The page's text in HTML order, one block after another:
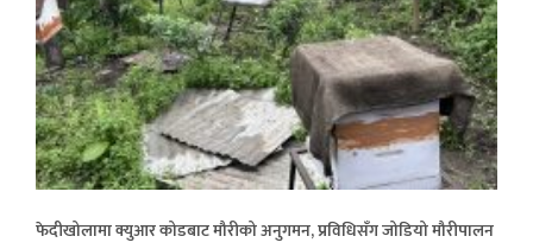
फेदीखोलामा क्युआर कोडबाट मौरीको अनुगमन, प्रविधिसँग जोडियो मौरीपालन